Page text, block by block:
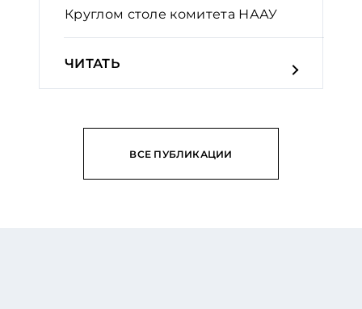
Круглом столе комитета НААУ
ЧИТАТЬ
ВСЕ ПУБЛИКАЦИИ